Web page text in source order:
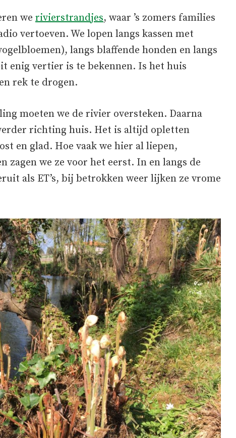
we rivierstrandjes, waar ’s zomers families
vertoeven. We lopen langs kassen met
langs blaffende honden en langs
enig vertier is te bekennen. Is het huis
rek te drogen.
moeten we de rivier oversteken. Daarna
richting huis. Het is altijd opletten
en glad. Hoe vaak we hier al liepen,
zagen we ze voor het eerst. In en langs de
als ET’s, bij betrokken weer lijken ze vrome